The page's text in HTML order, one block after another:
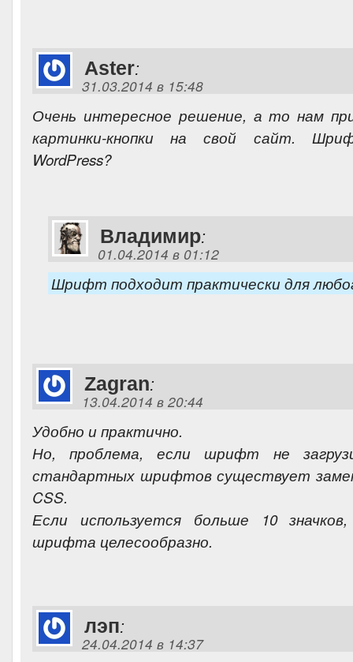
Aster:
31.03.2014 в 15:48
Очень интересное решение, а то нам
картинки-кнопки на свой сайт.
WordPress?
Владимир:
01.04.2014 в 01:12
Шрифт подходит практически для
Zagran:
13.04.2014 в 20:44
Удобно и практично.
Но, проблема, если шрифт не
стандартных шрифтов существует
CSS.
Если используется больше 10
шрифта целесообразно.
лэп:
24.04.2014 в 14:37